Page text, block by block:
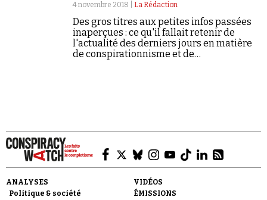
Faire un don
4 novembre 2018 | La Rédaction
Des gros titres aux petites infos passées
inaperçues : ce qu'il fallait retenir de
l'actualité des derniers jours en matière
de conspirationnisme et de
ANALYSES
Politique & société
VIDÉOS
ÉMISSIONS